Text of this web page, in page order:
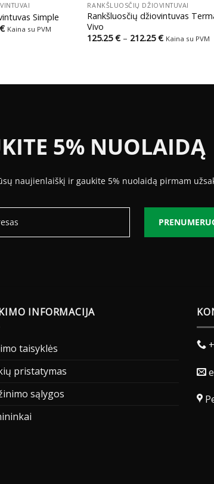
Simple
€Price
Kaina su PVM
RANKŠLUOSČIŲ DŽIOVINTUVAI
Rankšluosčių džiovintuvas
Vivo
125.25€ – 212.25€Price
Kaina su PVM
5% NUOLAIDĄ
naujienlaiškį ir gaukite 5% nuolaidą pirmam
INFORMACIJA
taisyklės
pristatymas
sąlygos